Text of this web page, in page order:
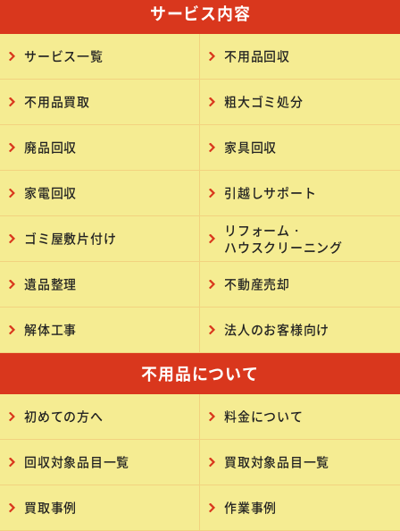
サービス内容
サービス一覧 不用品回収
不用品買取 粗大ゴミ処分
廃品回収 家具回収
家電回収 引越しサポート
ゴミ屋敷片付け
リフォーム・
ハウスクリーニング
遺品整理 不動産売却
解体工事 法人のお客様向け
不用品について
初めての方へ 料金について
回収対象品目一覧 買取対象品目一覧
買取事例 作業事例